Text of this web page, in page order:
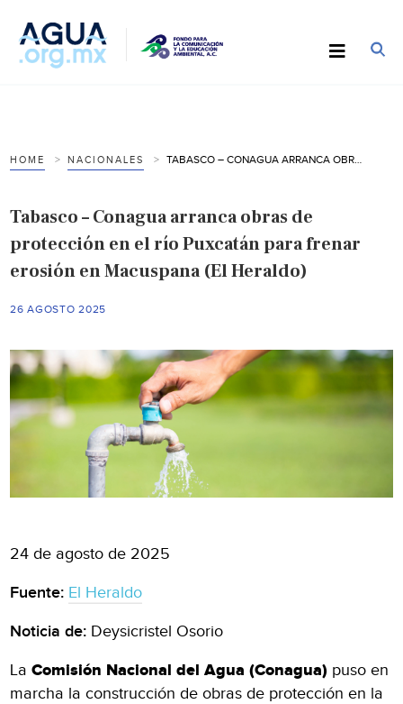
HOME NACIONALES
Tabasco – Conagua arranca obras de
protección en el río Puxcatán para frenar
erosión en Macuspana (El Heraldo)
26 AGOSTO 2025
24 de agosto de 2025
Fuente: El Heraldo
Noticia de: Deysicristel Osorio
LaComisión Nacional del Agua (Conagua) puso en
marcha la construcción de obras de protección en la